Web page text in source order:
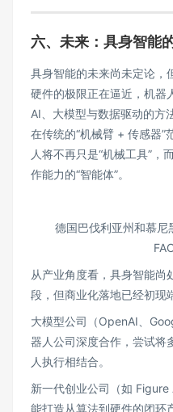
六、未来：具身智能
具身智能的未来尚未定论，
硬件的极限正在逼近，机器
AI、大模型与数据驱动的方法
在传统的“机械臂 + 传感器”
人将不再只是“机械工具”，
作能力的“智能体”。
德国巴伐利亚州和慕尼
从产业角度看，具身智能尚
段，但商业化落地已经初现
大模型公司（OpenAI、
器人公司深度合作，尝试将
人执行相结合。
新一代创业公司（如
能打造从算法到硬件的闭环